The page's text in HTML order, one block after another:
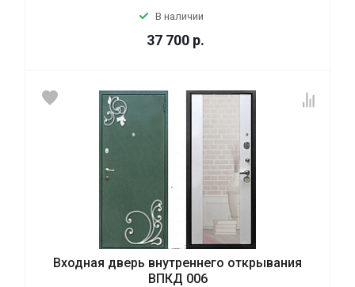
В наличии
37 700 р.
Входная дверь внутреннего открывания
ВПКД 006